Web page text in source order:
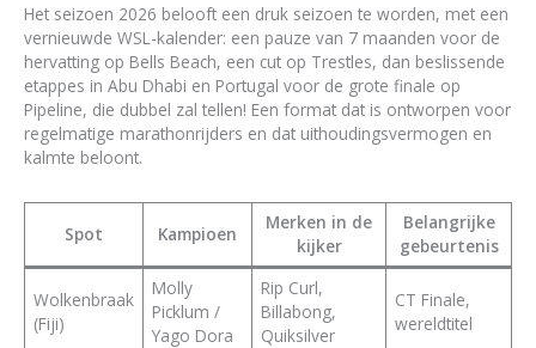
Het seizoen 2026 belooft een druk seizoen te worden, met een
vernieuwde WSL-kalender: een pauze van 7 maanden voor de
hervatting op Bells Beach, een cut op Trestles, dan beslissende
etappes in Abu Dhabi en Portugal voor de grote finale op
Pipeline, die dubbel zal tellen! Een format dat is ontworpen voor
regelmatige marathonrijders en dat uithoudingsvermogen en
kalmte beloont.
Spot Kampioen
Merken in de
kijker
Belangrijke
gebeurtenis
Wolkenbraak
(Fiji)
Molly
Picklum /
Yago Dora
Rip Curl,
Billabong,
Quiksilver
CT Finale,
wereldtitel